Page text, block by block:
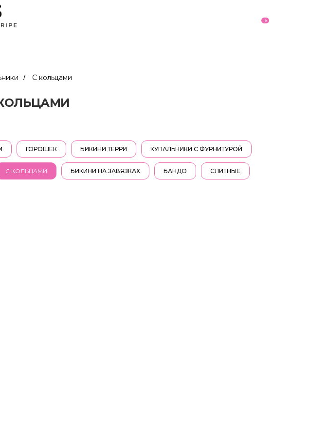
9
/ С кольцами
ГОРОШЕК БИКИНИ ТЕРРИ КУПАЛЬНИКИ С ФУРНИТУРОЙ
С КОЛЬЦАМИ БИКИНИ НА ЗАВЯЗКАХ БАНДО СЛИТНЫЕ